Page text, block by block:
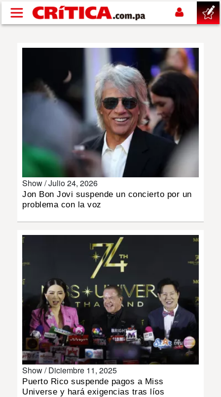
Pasar al contenido principal
DEPORTES
MUNDO
INSÓLITAS
MULTIMEDIA
Show /Julio 24, 2026
Jon Bon Jovi suspende un concierto por un
problema con la voz
Show /Diciembre 11, 2025
Puerto Rico suspende pagos a Miss
Universe y hará exigencias tras líos